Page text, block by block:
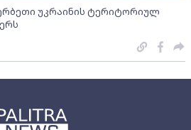
უკრაინის ტერიტორიულ